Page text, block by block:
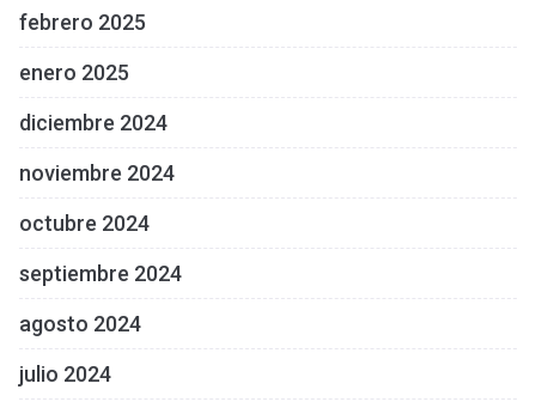
febrero 2025
enero 2025
diciembre 2024
noviembre 2024
octubre 2024
septiembre 2024
agosto 2024
julio 2024